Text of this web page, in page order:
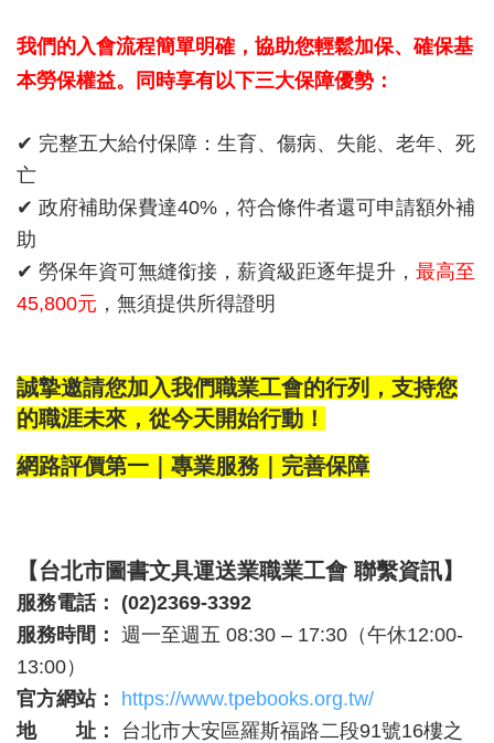
我們的入會流程簡單明確，協助您輕鬆加保、確保基
本勞保權益。同時享有以下三大保障優勢：
✔ 完整五大給付保障：生育、傷病、失能、老年、死
亡
✔ 政府補助保費達40%，符合條件者還可申請額外補
助
✔ 勞保年資可無縫銜接，薪資級距逐年提升， 最高至
45,800元 ，無須提供所得證明
誠摯邀請您加入我們職業工會的行列，支持您
的職涯未來，從今天開始行動！
網路評價第一｜專業服務｜完善保障
【台北市圖書文具運送業職業工會 聯繫資訊】
服務電話：
(02)2369-3392
服務時間： 週一至週五 08:30 – 17:30（午休12:00-
13:00）
官方網站：
https://www.tpebooks.org.tw/
地 址：
台北市大安區羅斯福路二段91號16樓之